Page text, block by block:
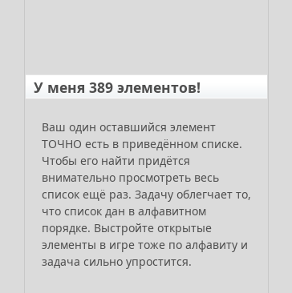
У меня 389 элементов!
Ваш один оставшийся элемент
ТОЧНО есть в приведённом списке.
Чтобы его найти придётся
внимательно просмотреть весь
список ещё раз. Задачу облегчает то,
что список дан в алфавитном
порядке. Выстройте открытые
элементы в игре тоже по алфавиту и
задача сильно упростится.